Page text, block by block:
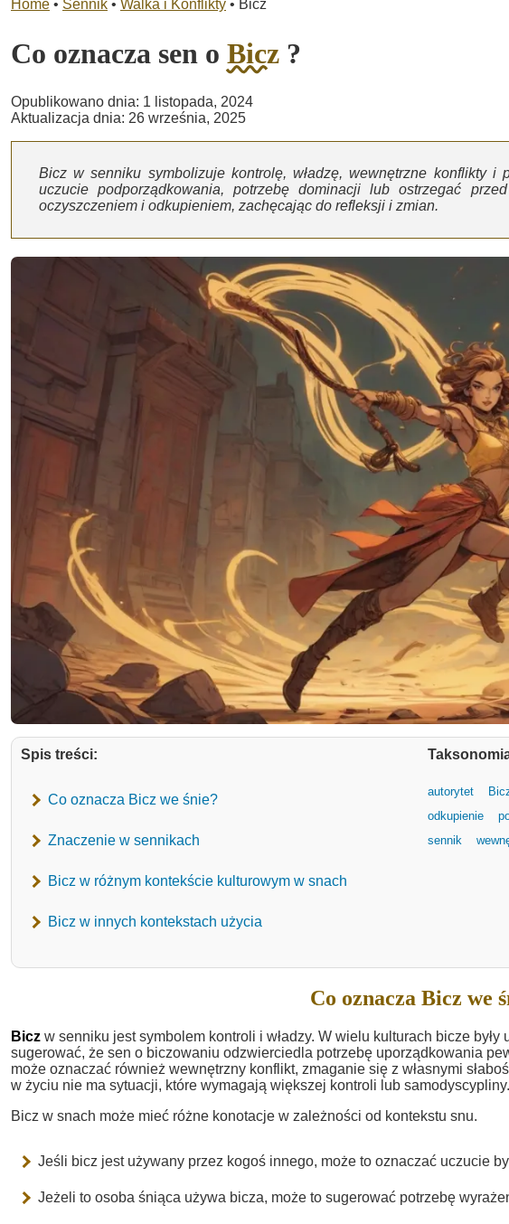
Home • Sennik • Walka i Konflikty • Bicz
Co oznacza sen o Bicz ?
Opublikowano dnia: 1 listopada, 2024
Aktualizacja dnia: 26 września, 2025
Bicz w senniku symbolizuje kontrolę, władzę, wewnętrzne konflikty i
uczucie podporządkowania, potrzebę dominacji lub ostrzegać
oczyszczeniem i odkupieniem, zachęcając do refleksji i zmian.
Spis treści:
Co oznacza Bicz we śnie?
Znaczenie w sennikach
Bicz w różnym kontekście kulturowym w snach
Bicz w innych kontekstach użycia
autorytet
odkupienie
sennik
Co oznacza Bicz we
Bicz w senniku jest symbolem kontroli i władzy. W wielu kulturach bicze
sugerować, że sen o biczowaniu odzwierciedla potrzebę uporządkowania
może oznaczać również wewnętrzny konflikt, zmaganie się z własnymi
w życiu nie ma sytuacji, które wymagają większej kontroli lub samodyscypliny.
Bicz w snach może mieć różne konotacje w zależności od kontekstu snu.
Jeśli bicz jest używany przez kogoś innego, może to oznaczać uczucie
Jeżeli to osoba śniąca używa bicza, może to sugerować potrzebę